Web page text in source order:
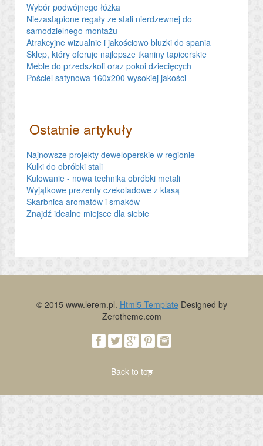
Wybór podwójnego łóżka
Niezastąpione regały ze stali nierdzewnej do
samodzielnego montażu
Atrakcyjne wizualnie i jakościowo bluzki do spania
Sklep, który oferuje najlepsze tkaniny tapicerskie
Meble do przedszkoli oraz pokoi dziecięcych
Pościel satynowa 160x200 wysokiej jakości
Ostatnie artykuły
Najnowsze projekty deweloperskie w regionie
Kulki do obróbki stali
Kulowanie - nowa technika obróbki metali
Wyjątkowe prezenty czekoladowe z klasą
Skarbnica aromatów i smaków
Znajdź idealne miejsce dla siebie
© 2015 www.lerem.pl. Html5 Template Designed by
Zerotheme.com
Back to top